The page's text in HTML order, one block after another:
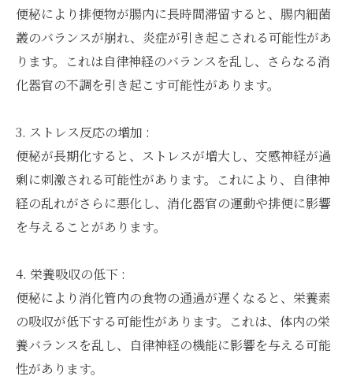
便秘により排便物が腸内に長時間滞留すると、腸内細菌
叢のバランスが崩れ、炎症が引き起こされる可能性があ
ります。これは自律神経のバランスを乱し、さらなる消
化器官の不調を引き起こす可能性があります。
3. ストレス反応の増加 :
便秘が長期化すると、ストレスが増大し、交感神経が過
剰に刺激される可能性があります。これにより、自律神
経の乱れがさらに悪化し、消化器官の運動や排便に影響
を与えることがあります。
4. 栄養吸収の低下 :
便秘により消化管内の食物の通過が遅くなると、栄養素
の吸収が低下する可能性があります。これは、体内の栄
養バランスを乱し、自律神経の機能に影響を与える可能
性があります。